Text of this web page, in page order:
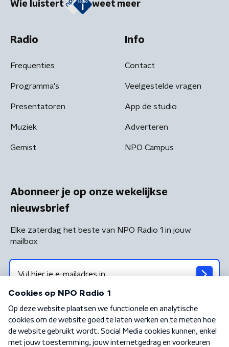
Wie luistert weet meer
Radio
Frequenties
Programma's
Presentatoren
Muziek
Gemist
Info
Contact
Veelgestelde vragen
App de studio
Adverteren
NPO Campus
Abonneer je op onze wekelijkse
nieuwsbrief
Elke zaterdag het beste van NPO Radio 1 in jouw
mailbox
Algemene voorwaarden